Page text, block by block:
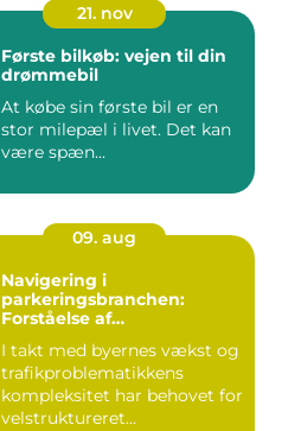
21. nov
Første bilkøb: vejen til din
drømmebil
At købe sin første bil er en
stor milepæl i livet. Det kan
være spæn...
09. aug
Navigering i
parkeringsbranchen:
Forståelse af
I takt med byernes vækst og
trafikproblematikkens
kompleksitet har behovet for
velstruktureret...